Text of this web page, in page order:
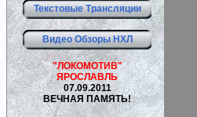
Текстовые Трансляции
Видео Обзоры НХЛ
"ЛОКОМОТИВ"
ЯРОСЛАВЛЬ
07.09.2011
ВЕЧНАЯ ПАМЯТЬ!